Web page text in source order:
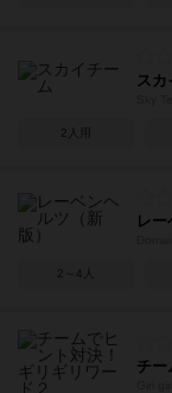
スカ
2人用
レー
2～4人
チー